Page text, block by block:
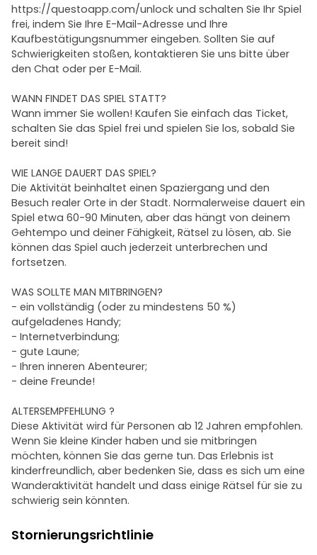
https://questoapp.com/unlock und schalten Sie Ihr Spiel
frei, indem Sie Ihre E-Mail-Adresse und Ihre
Kaufbestätigungsnummer eingeben. Sollten Sie auf
Schwierigkeiten stoßen, kontaktieren Sie uns bitte über
den Chat oder per E-Mail.
WANN FINDET DAS SPIEL STATT?
Wann immer Sie wollen! Kaufen Sie einfach das Ticket,
schalten Sie das Spiel frei und spielen Sie los, sobald Sie
bereit sind!
WIE LANGE DAUERT DAS SPIEL?
Die Aktivität beinhaltet einen Spaziergang und den
Besuch realer Orte in der Stadt. Normalerweise dauert ein
Spiel etwa 60-90 Minuten, aber das hängt von deinem
Gehtempo und deiner Fähigkeit, Rätsel zu lösen, ab. Sie
können das Spiel auch jederzeit unterbrechen und
fortsetzen.
WAS SOLLTE MAN MITBRINGEN?
- ein vollständig (oder zu mindestens 50 %)
aufgeladenes Handy;
- Internetverbindung;
- gute Laune;
- Ihren inneren Abenteurer;
- deine Freunde!
ALTERSEMPFEHLUNG ?
Diese Aktivität wird für Personen ab 12 Jahren empfohlen.
Wenn Sie kleine Kinder haben und sie mitbringen
möchten, können Sie das gerne tun. Das Erlebnis ist
kinderfreundlich, aber bedenken Sie, dass es sich um eine
Wanderaktivität handelt und dass einige Rätsel für sie zu
schwierig sein könnten.
Stornierungsrichtlinie